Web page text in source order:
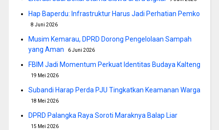
Hap Baperdu: Infrastruktur Harus Jadi Perhatian Pemko
8 Juni 2026
Musim Kemarau, DPRD Dorong Pengelolaan Sampah
yang Aman
6 Juni 2026
FBIM Jadi Momentum Perkuat Identitas Budaya Kalteng
19 Mei 2026
Subandi Harap Perda PJU Tingkatkan Keamanan Warga
18 Mei 2026
DPRD Palangka Raya Soroti Maraknya Balap Liar
15 Mei 2026